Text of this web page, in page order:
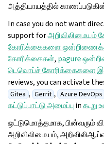
அத்தியாயத்தில்
In case you do not want
support forஅறிவிலிமையம்
கோரிக்கைகளை
கோரிக்கைகள், pagure
டெவொப்ச் கோரிக்கைகளை
reviews, you can activate
Gitea , Gerrit , Azure DevOps
கட்டுப்பாட்டு அமைப்பு inகூறு
ஒட்டுமொத்தமாக, பின்வரும்
அறிவிலிமையம்,